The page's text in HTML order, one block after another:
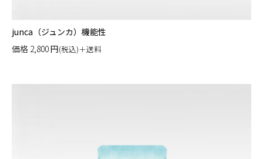
junca（ジュンカ）機能性
価格 2,800円(税込)＋送料